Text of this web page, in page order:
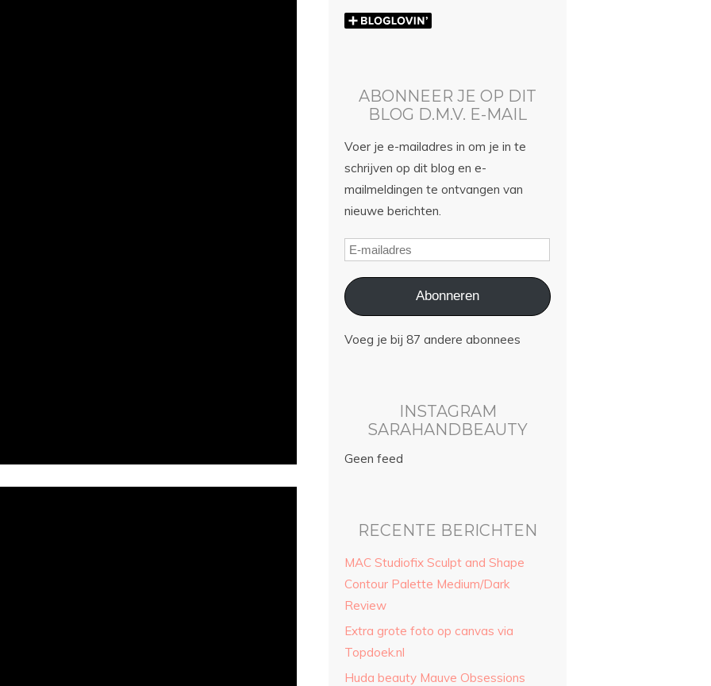
ABONNEER JE OP DIT
BLOG D.M.V. E-MAIL
Voer je e-mailadres in om je in te
schrijven op dit blog en e-
mailmeldingen te ontvangen van
nieuwe berichten.
Abonneren
Voeg je bij 87 andere abonnees
INSTAGRAM
SARAHANDBEAUTY
Geen feed
RECENTE BERICHTEN
MAC Studiofix Sculpt and Shape
Contour Palette Medium/Dark
Review
Extra grote foto op canvas via
Topdoek.nl
Huda beauty Mauve Obsessions